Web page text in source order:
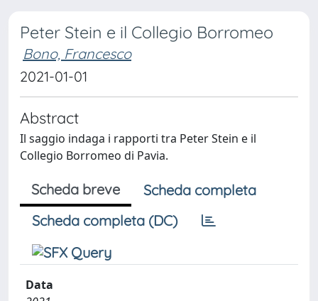
Peter Stein e il Collegio Borromeo
Bono, Francesco
2021-01-01
Abstract
Il saggio indaga i rapporti tra Peter Stein e il
Collegio Borromeo di Pavia.
Scheda breve
Scheda completa
Scheda completa (DC)
Data